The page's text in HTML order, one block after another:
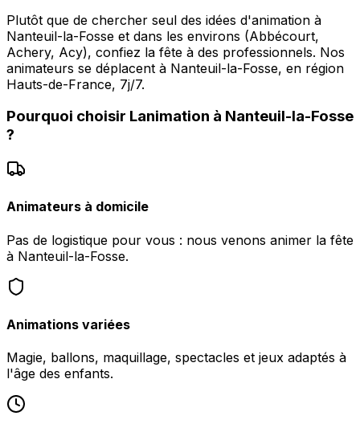
Plutôt que de chercher seul des idées d'animation à
Nanteuil-la-Fosse et dans les environs (Abbécourt,
Achery, Acy), confiez la fête à des professionnels. Nos
animateurs se déplacent à Nanteuil-la-Fosse, en région
Hauts-de-France, 7j/7.
Pourquoi choisir Lanimation à Nanteuil-la-Fosse
?
Animateurs à domicile
Pas de logistique pour vous : nous venons animer la fête
à Nanteuil-la-Fosse.
Animations variées
Magie, ballons, maquillage, spectacles et jeux adaptés à
l'âge des enfants.